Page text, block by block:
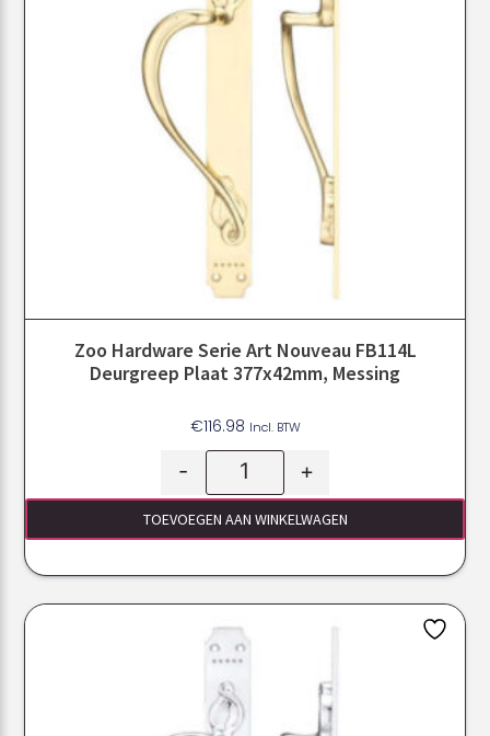
Zoo Hardware Serie Art Nouveau FB114L
Deurgreep Plaat 377x42mm, Messing
€116.98 Incl. BTW
- +
TOEVOEGEN AAN WINKELWAGEN